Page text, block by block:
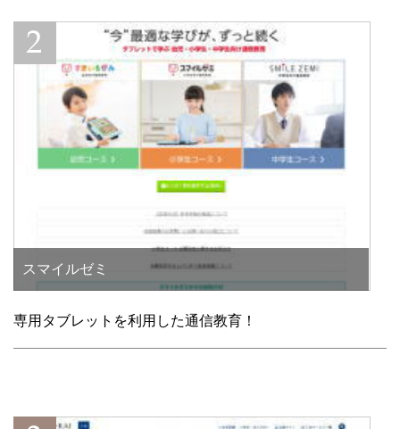
スマイルゼミ
専用タブレットを利用した通信教育！